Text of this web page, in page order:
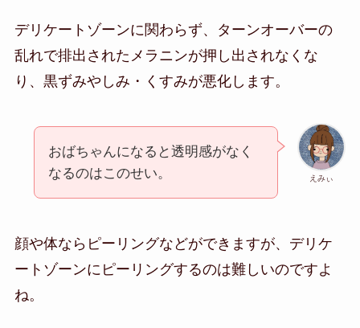
デリケートゾーンに関わらず、ターンオーバーの
乱れで排出されたメラニンが押し出されなくな
り、黒ずみやしみ・くすみが悪化します。
えみぃ
おばちゃんになると透明感がなく
なるのはこのせい。
顔や体ならピーリングなどができますが、デリケ
ートゾーンにピーリングするのは難しいのですよ
ね。